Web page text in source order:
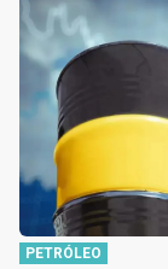
PETRÓLEO